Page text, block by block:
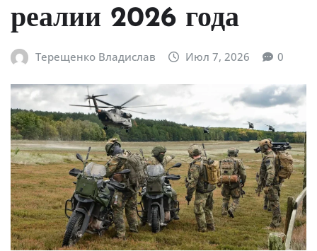
реалии 2026 года
Терещенко Владислав Июл 7, 2026 0